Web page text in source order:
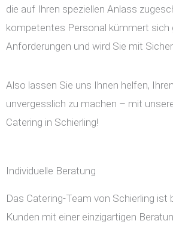
die auf Ihren speziellen Anlass
kompetentes Personal kümmert sich
Anforderungen und wird Sie mit
Also lassen Sie uns Ihnen helfen,
unvergesslich zu machen – mit
Catering in Schierling!
Individuelle Beratung
Das Catering-Team von Schierling ist
Kunden mit einer einzigartigen